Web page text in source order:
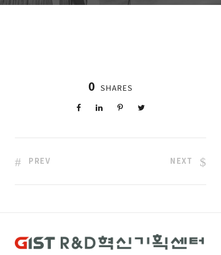
0 SHARES
PREV NEXT